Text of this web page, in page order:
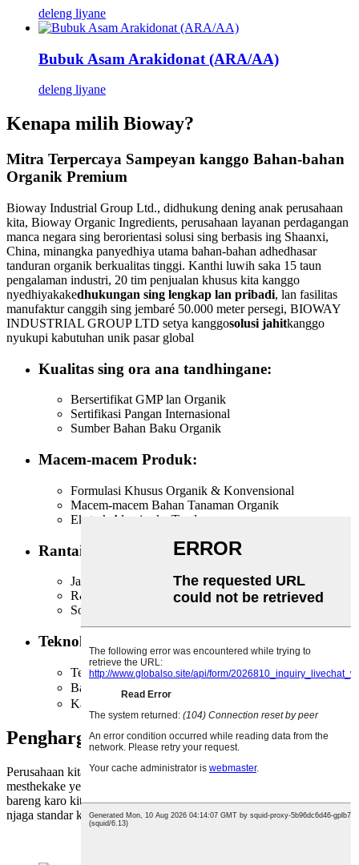
deleng liyane
Bubuk Asam Arakidonat (ARA/AA)
deleng liyane
Kenapa milih Bioway?
Mitra Terpercaya Sampeyan kanggo Bahan-bahan
Organik Premium
Bioway Industrial Group Ltd., didhukung dening anak perusahaan
kita, Bioway Organic Ingredients, perusahaan layanan perdagangan
manca negara sing berorientasi solusi sing berbasis ing Shaanxi,
China, minangka panyedhiya utama bahan-bahan adhedhasar
tanduran organik berkualitas tinggi. Kanthi luwih saka 15 taun
pengalaman industri, 20 tim penjualan khusus kita kanggo
nyedhiyakakedhukungan sing lengkap lan pribadi, lan fasilitas
manufaktur canggih sing jembaré 50.000 meter persegi, BIOWAY
INDUSTRIAL GROUP LTD setya kanggosolusi jahitkanggo
nyukupi kabutuhan unik pasar global
Kualitas sing ora ana tandhingane:
Bersertifikat GMP lan Organik
Sertifikasi Pangan Internasional
Sumber Bahan Baku Organik
Macem-macem Produk:
Formulasi Khusus Organik & Konvensional
Macem-macem Bahan Tanaman Organik
Ekstrak Alami saka Tanduran
Rantai Pasokan sing Bisa Diandalkan:
Jaringan Distribusi Global
R&D lan Basis Tandur Internal
Solusi Khusus
Teknologi Canggih:
Teknik Ekstraksi Canggih
Basis Pabrik 50000 ㎡
Kapasitas Produksi Skala Gedhe
Penghargaan Perusahaan
Perusahaan kita nyedhiyakake layanan profesional kanggo
mesthekake yen klien entuk pengalaman paling apik nalika kerja
bareng karo kita. Kita spesialis ing produksi panganan organik lan
njaga standar kontrol kualitas sing ketat sajrone proses produksi.